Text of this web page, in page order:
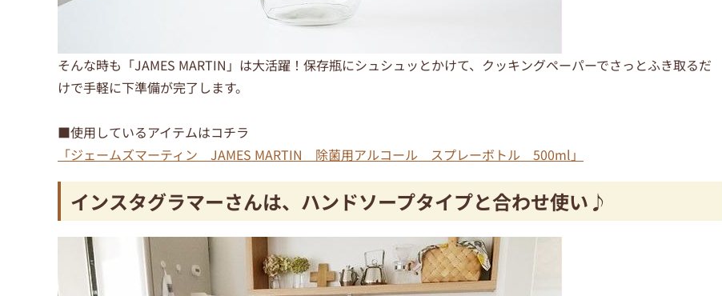
そんな時も「JAMES MARTIN」は大活躍！保存瓶にシュシュッとかけて、クッキングペーパーでさっとふき取るだ
けで手軽に下準備が完了します。
■使用しているアイテムはコチラ
「ジェームズマーティン JAMES MARTIN 除菌用アルコール スプレーボトル 500ml」
インスタグラマーさんは、ハンドソープタイプと合わせ使い♪